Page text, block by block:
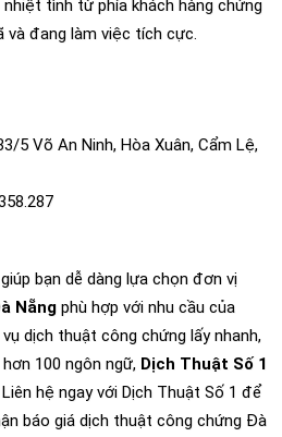
tình từ phía khách hàng chứng
và đang làm việc tích cực.
5 Võ An Ninh, Hòa Xuân, Cẩm Lệ,
bạn dễ dàng lựa chọn đơn vị
Nẵng phù hợp với nhu cầu của
dịch thuật công chứng lấy nhanh,
100 ngôn ngữ, Dịch Thuật Số 1
hệ ngay với Dịch Thuật Số 1 để
báo giá dịch thuật công chứng Đà